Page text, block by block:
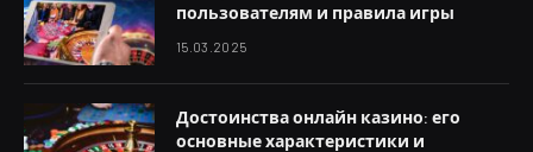
пользователям и правила игры
15.03.2025
Достоинства онлайн казино: его
основные характеристики и